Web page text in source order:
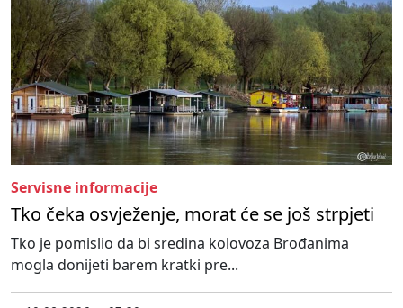
Servisne informacije
Tko čeka osvježenje, morat će se još strpjeti
Tko je pomislio da bi sredina kolovoza Brođanima
mogla donijeti barem kratki pre...